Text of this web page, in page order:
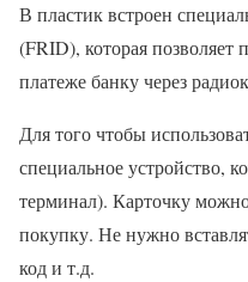
В пластик встроен
(FRID), которая
платеже банку через
Для того чтобы
специальное устройство,
терминал). Карточку
покупку. Не нужно
код и т.д.